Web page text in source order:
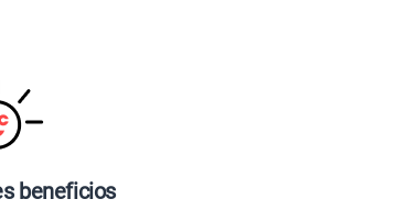
beneficios